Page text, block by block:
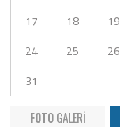
17
18 19
24
25 26
31
FOTO GALERİ